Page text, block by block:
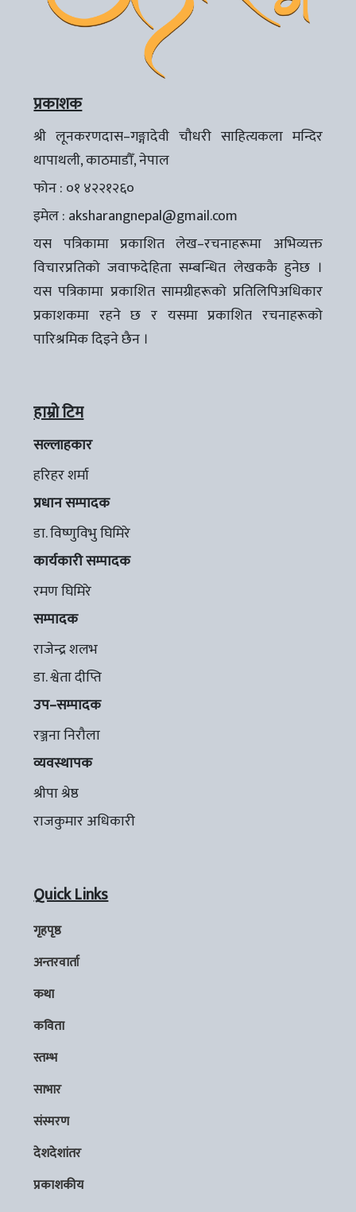
प्रकाशक
श्री लूनकरणदास–गङ्गादेवी चौधरी साहित्यकला मन्दिर
थापाथली, काठमाडौँ, नेपाल
फोन : ०१ ४२२१२६०
इमेल : aksharangnepal@gmail.com
यस पत्रिकामा प्रकाशित लेख–रचनाहरूमा अभिव्यक्त
विचारप्रतिको जवाफदेहिता सम्बन्धित लेखककै हुनेछ ।
यस पत्रिकामा प्रकाशित सामग्रीहरूको प्रतिलिपिअधिकार
प्रकाशकमा रहने छ र यसमा प्रकाशित रचनाहरूको
पारिश्रमिक दिइने छैन ।
हाम्रो टिम
सल्लाहकार
हरिहर शर्मा
प्रधान सम्पादक
डा. विष्णुविभु घिमिरे
कार्यकारी सम्पादक
रमण घिमिरे
सम्पादक
राजेन्द्र शलभ
डा. श्वेता दीप्ति
उप–सम्पादक
रञ्जना निरौला
व्यवस्थापक
श्रीपा श्रेष्ठ
राजकुमार अधिकारी
Quick Links
गृहपृष्ठ
अन्तरवार्ता
कथा
कविता
स्तम्भ
साभार
संस्मरण
देशदेशांतर
प्रकाशकीय